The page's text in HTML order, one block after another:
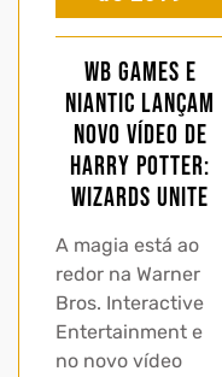
WB Games e
Niantic lançam
novo vídeo de
Harry Potter:
Wizards Unite
A magia está ao
redor na Warner
Bros. Interactive
Entertainment e
no novo vídeo